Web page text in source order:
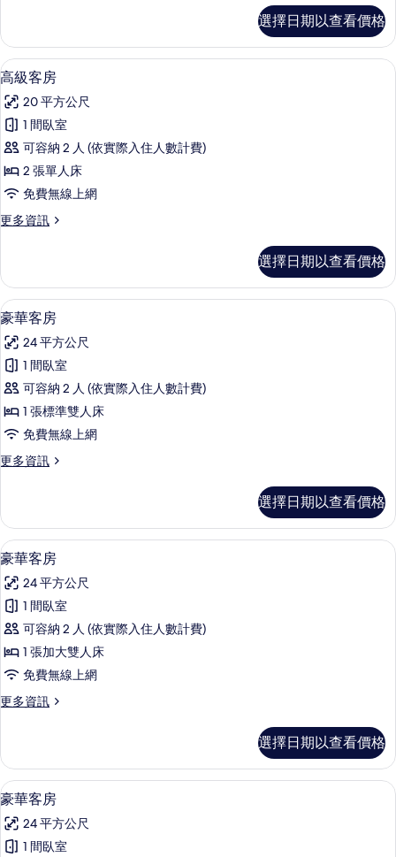
相
片
客
房
的
情
選擇日期以查看價格
顯
示
高
級
客
房
所
相
片
迷你吧、客房內保險箱、書桌、熨斗/
2
高級客房
20 平方公尺
1 間臥室
可容納 2 人 (依實際入住人數計費)
2 張單人床
免費無線上網
更多資訊
更
客
房
的
情
選擇日期以查看價格
顯
示
豪
華
客
房
所
相
片
豪華客房 | 迷你吧、客房內保險箱、
2
豪華客房
24 平方公尺
1 間臥室
可容納 2 人 (依實際入住人數計費)
1 張標準雙人床
免費無線上網
更多資訊
更
客
房
的
情
選擇日期以查看價格
顯
示
豪
華
客
房
所
相
片
豪華客房 | 迷你吧、客房內保險箱、
2
豪華客房
24 平方公尺
1 間臥室
可容納 2 人 (依實際入住人數計費)
1 張加大雙人床
免費無線上網
更多資訊
更
客
房
的
情
選擇日期以查看價格
顯
示
豪
迷你吧、客房內保險箱、書桌、熨斗/
2
豪華客房
24 平方公尺
1 間臥室